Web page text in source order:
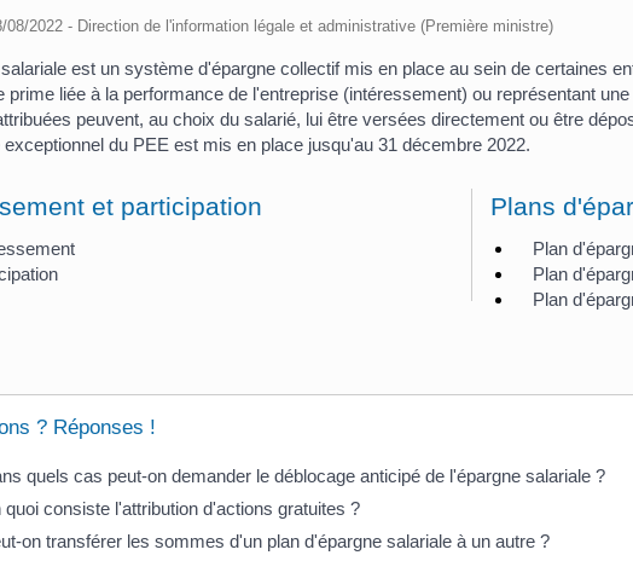
08/2022 - Direction de l'information légale et administrative (Première ministre)
est un système d'épargne collectif mis en place au sein de certaines
prime liée à la performance de l'entreprise (intéressement) ou représentant
peuvent, au choix du salarié, lui être versées directement ou être
exceptionnel du PEE est mis en place jusqu'au 31 décembre 2022.
et participation Plans
Plan
Plan
Plan
? Réponses !
quels cas peut-on demander le déblocage anticipé de l'épargne salariale ?
quoi consiste l'attribution d'actions gratuites ?
on transférer les sommes d'un plan d'épargne salariale à un autre ?